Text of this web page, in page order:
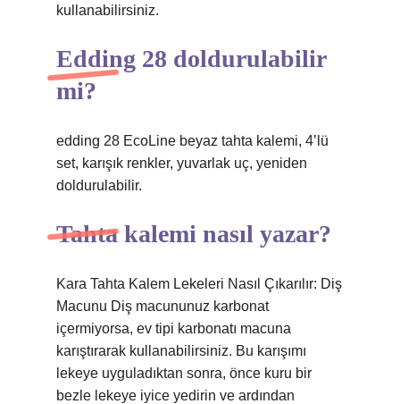
kullanabilirsiniz.
Edding 28 doldurulabilir
mi?
edding 28 EcoLine beyaz tahta kalemi, 4’lü
set, karışık renkler, yuvarlak uç, yeniden
doldurulabilir.
Tahta kalemi nasıl yazar?
Kara Tahta Kalem Lekeleri Nasıl Çıkarılır: Diş
Macunu Diş macununuz karbonat
içermiyorsa, ev tipi karbonatı macuna
karıştırarak kullanabilirsiniz. Bu karışımı
lekeye uyguladıktan sonra, önce kuru bir
bezle lekeye iyice yedirin ve ardından